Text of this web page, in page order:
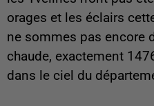
orages et les éclairs
ne sommes pas encore
chaude, exactement
dans le ciel du